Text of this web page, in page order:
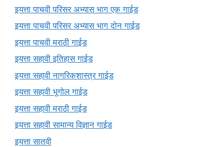
इयत्ता पाचवी परिसर अभ्यास भाग एक गाईड
इयत्ता पाचवी परिसर अभ्यास भाग दोन गाईड
इयत्ता पाचवी मराठी गाईड
इयत्ता सहावी इतिहास गाईड
इयत्ता सहावी नागरिकशास्त्र गाईड
इयत्ता सहावी भूगोल गाईड
इयत्ता सहावी मराठी गाईड
इयत्ता सहावी सामान्य विज्ञान गाईड
इयत्ता सातवी